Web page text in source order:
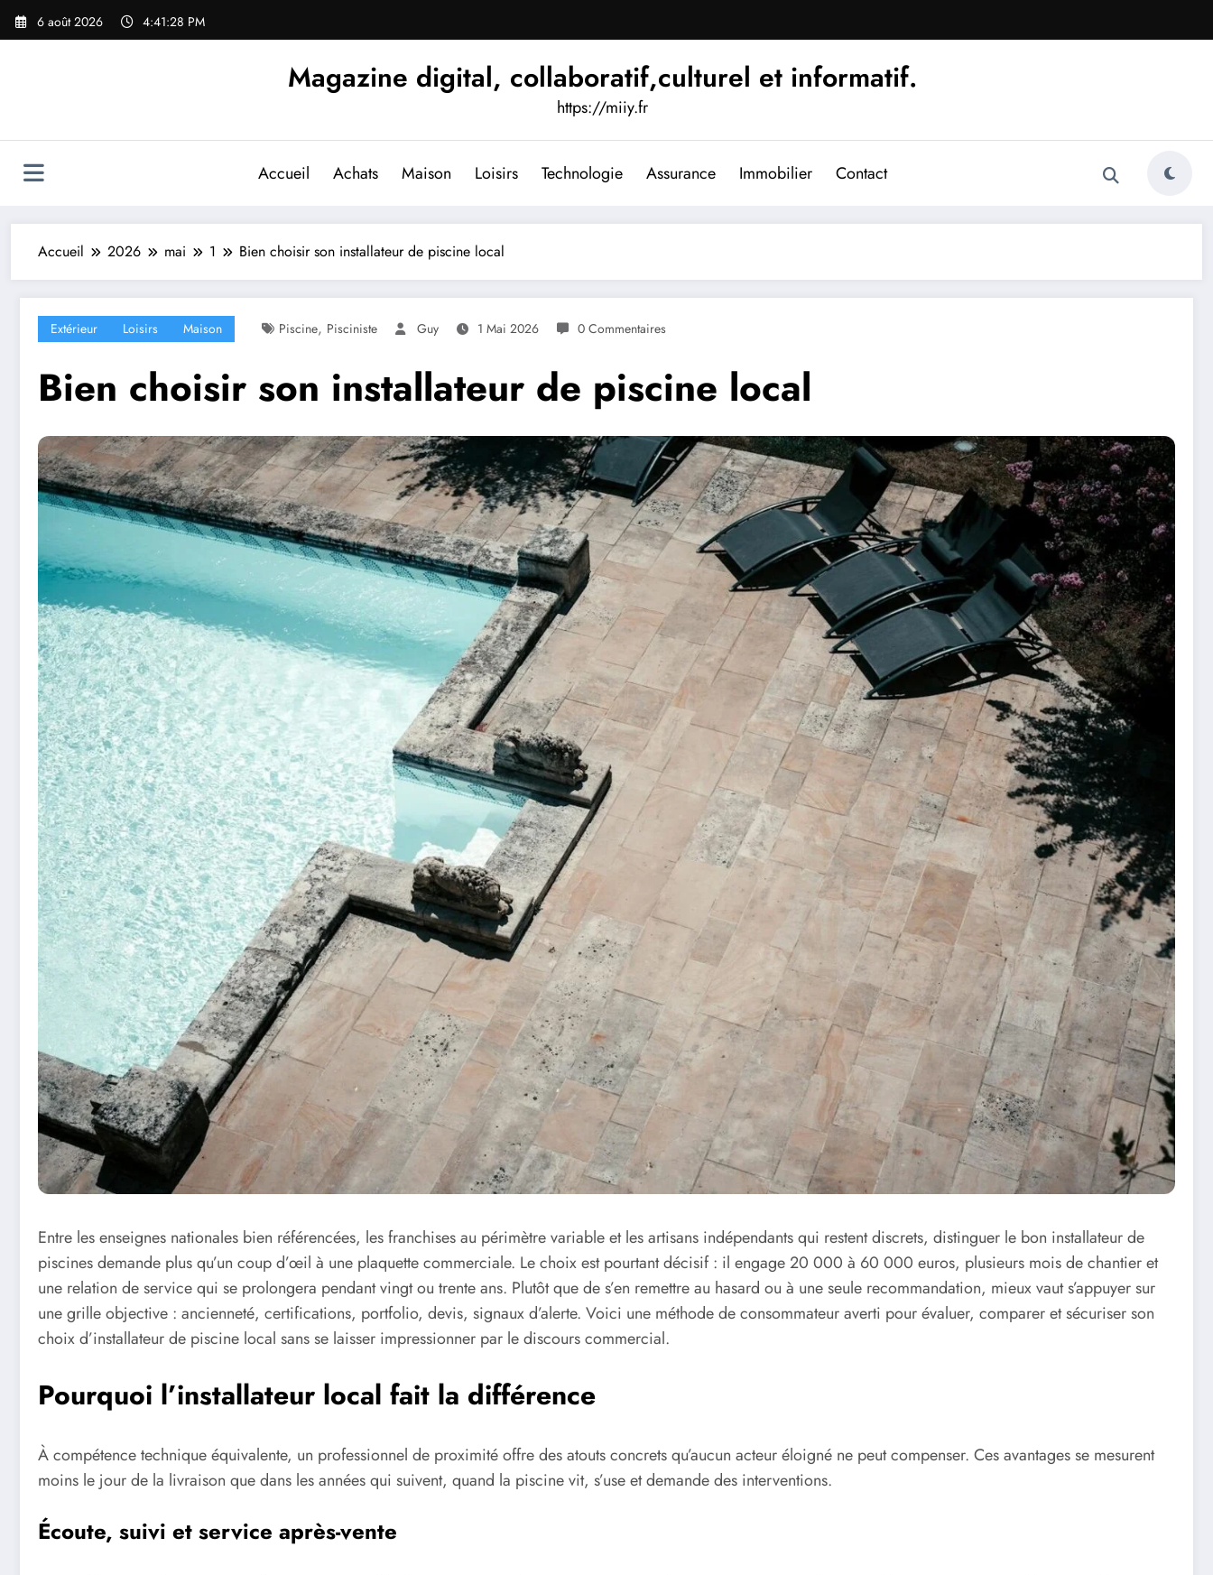
Aller
6 août 2026 4:41:30 PM
Magazine digital, collaboratif,culturel et informatif.
https://miiy.fr
Accueil Achats Maison Loisirs Technologie Assurance Immobilier Contact
Accueil 2026 mai 1 Bien choisir son installateur de piscine local
Extérieur Loisirs Maison Piscine, Pisciniste Guy 1 Mai 2026 0 Commentaires
Bien choisir son installateur de piscine local
Entre les enseignes nationales bien référencées, les franchises au périmètre variable et les artisans indépendants qui restent discrets, distinguer le bon installateur de
piscines demande plus qu’un coup d’œil à une plaquette commerciale. Le choix est pourtant décisif : il engage 20 000 à 60 000 euros, plusieurs mois de chantier et
une relation de service qui se prolongera pendant vingt ou trente ans. Plutôt que de s’en remettre au hasard ou à une seule recommandation, mieux vaut s’appuyer sur
une grille objective : ancienneté, certifications, portfolio, devis, signaux d’alerte. Voici une méthode de consommateur averti pour évaluer, comparer et sécuriser son
choix d’installateur de piscine local sans se laisser impressionner par le discours commercial.
Pourquoi l’installateur local fait la différence
À compétence technique équivalente, un professionnel de proximité offre des atouts concrets qu’aucun acteur éloigné ne peut compenser. Ces avantages se mesurent
moins le jour de la livraison que dans les années qui suivent, quand la piscine vit, s’use et demande des interventions.
Écoute, suivi et service après-vente